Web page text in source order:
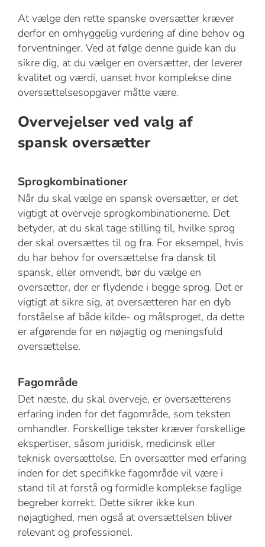
At vælge den rette spanske oversætter kræver
derfor en omhyggelig vurdering af dine behov og
forventninger. Ved at følge denne guide kan du
sikre dig, at du vælger en oversætter, der leverer
kvalitet og værdi, uanset hvor komplekse dine
oversættelsesopgaver måtte være.
Overvejelser ved valg af
spansk oversætter
Sprogkombinationer
Når du skal vælge en spansk oversætter, er det
vigtigt at overveje sprogkombinationerne. Det
betyder, at du skal tage stilling til, hvilke sprog
der skal oversættes til og fra. For eksempel, hvis
du har behov for oversættelse fra dansk til
spansk, eller omvendt, bør du vælge en
oversætter, der er flydende i begge sprog. Det er
vigtigt at sikre sig, at oversætteren har en dyb
forståelse af både kilde- og målsproget, da dette
er afgørende for en nøjagtig og meningsfuld
oversættelse.
Fagområde
Det næste, du skal overveje, er oversætterens
erfaring inden for det fagområde, som teksten
omhandler. Forskellige tekster kræver forskellige
ekspertiser, såsom juridisk, medicinsk eller
teknisk oversættelse. En oversætter med erfaring
inden for det specifikke fagområde vil være i
stand til at forstå og formidle komplekse faglige
begreber korrekt. Dette sikrer ikke kun
nøjagtighed, men også at oversættelsen bliver
relevant og professionel.